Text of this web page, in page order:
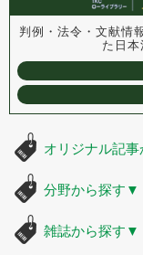
判例・法令・文献情
た 日
オリジナル記事
分野から探す ▼
雑誌から探す ▼